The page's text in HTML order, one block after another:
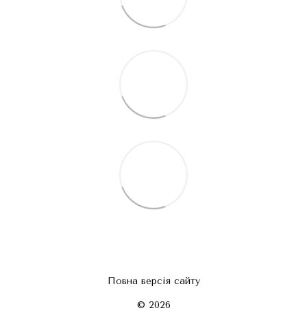
Повна версія сайту
© 2026